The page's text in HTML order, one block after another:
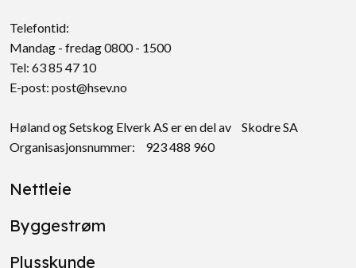
Telefontid:
Mandag - fredag 0800 - 1500
Tel: 63 85 47 10
E-post: post@hsev.no
Høland og Setskog Elverk AS er en del av Skodre SA
Organisasjonsnummer: 923 488 960
Nettleie
Byggestrøm
Plusskunde